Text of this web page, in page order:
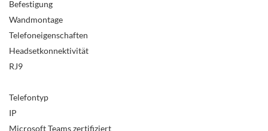
Befestigung
Wandmontage
Telefoneigenschaften
Headsetkonnektivität
RJ9
Telefontyp
IP
Microsoft Teams zertifiziert